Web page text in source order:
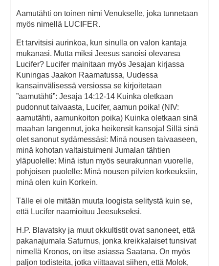
Aamutähti on toinen nimi Venukselle, joka tunnetaan
myös nimellä LUCIFER.
Et tarvitsisi aurinkoa, kun sinulla on valon kantaja
mukanasi. Mutta miksi Jeesus sanoisi olevansa
Lucifer? Lucifer mainitaan myös Jesajan kirjassa
Kuningas Jaakon Raamatussa, Uudessa
kansainvälisessä versiossa se kirjoitetaan
”aamutähti”: Jesaja 14:12-14 Kuinka oletkaan
pudonnut taivaasta, Lucifer, aamun poika! (NIV:
aamutähti, aamunkoiton poika) Kuinka oletkaan sinä
maahan langennut, joka heikensit kansoja! Sillä sinä
olet sanonut sydämessäsi: Minä nousen taivaaseen,
minä kohotan valtaistuimeni Jumalan tähtien
yläpuolelle: Minä istun myös seurakunnan vuorelle,
pohjoisen puolelle: Minä nousen pilvien korkeuksiin,
minä olen kuin Korkein.
Tälle ei ole mitään muuta loogista selitystä kuin se,
että Lucifer naamioituu Jeesukseksi.
H.P. Blavatsky ja muut okkultistit ovat sanoneet, että
pakanajumala Saturnus, jonka kreikkalaiset tunsivat
nimellä Kronos, on itse asiassa Saatana. On myös
paljon todisteita, jotka viittaavat siihen, että Molok,